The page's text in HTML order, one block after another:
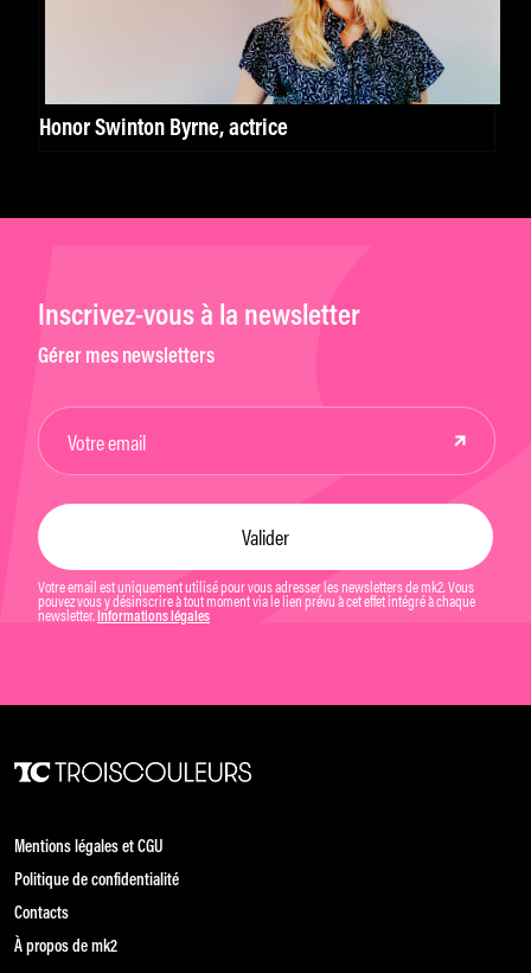
Honor Swinton Byrne, actrice
Inscrivez-vous à la newsletter
Gérer mes newsletters
Votre email est uniquement utilisé pour vous adresser les newsletters de mk2. Vous
pouvez vous y désinscrire à tout moment via le lien prévu à cet effet intégré à chaque
newsletter. Informations légales
Mentions légales et CGU
Politique de confidentialité
Contacts
À propos de mk2